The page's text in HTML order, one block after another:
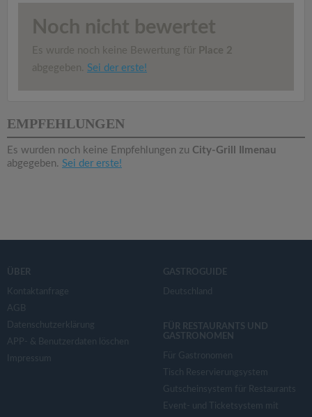
Noch nicht bewertet
Es wurde noch keine Bewertung für Place 2
abgegeben. Sei der erste!
EMPFEHLUNGEN
Es wurden noch keine Empfehlungen zu City-Grill Ilmenau
abgegeben. Sei der erste!
ÜBER
Kontaktanfrage
AGB
Datenschutzerklärung
APP- & Benutzerdaten löschen
Impressum
GASTROGUIDE
Deutschland
FÜR RESTAURANTS UND
GASTRONOMEN
Für Gastronomen
Tisch Reservierungsystem
Gutscheinsystem für Restaurants
Event- und Ticketsystem mit
i
o
n